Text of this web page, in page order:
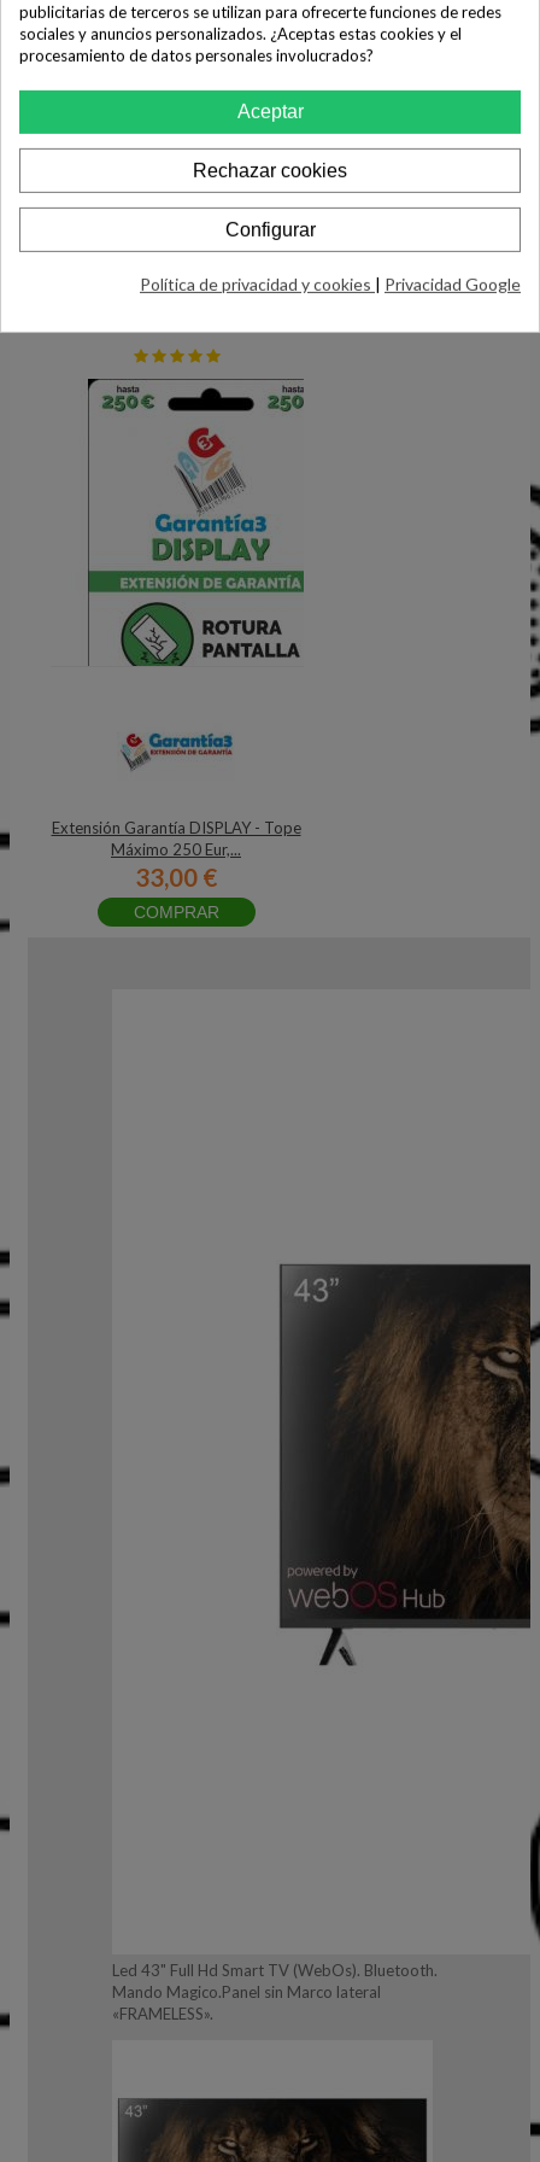
Extensión Garantía Cover 12 Meses
(Tope 250 Eur)
36,91 €
Extensión Garantía DISPLAY - Tope
Máximo 250 Eur,...
33,00 €
COMPRAR
Led 43" Full Hd Smart TV (WebOs). Bluetooth.
Mando Magico.Panel sin Marco lateral
«FRAMELESS».
publicitarias de terceros se utilizan para ofrecerte funciones de redes
sociales y anuncios personalizados. ¿Aceptas estas cookies y el
procesamiento de datos personales involucrados?
Aceptar
Rechazar cookies
Configurar
Política de privacidad y cookies | Privacidad Google